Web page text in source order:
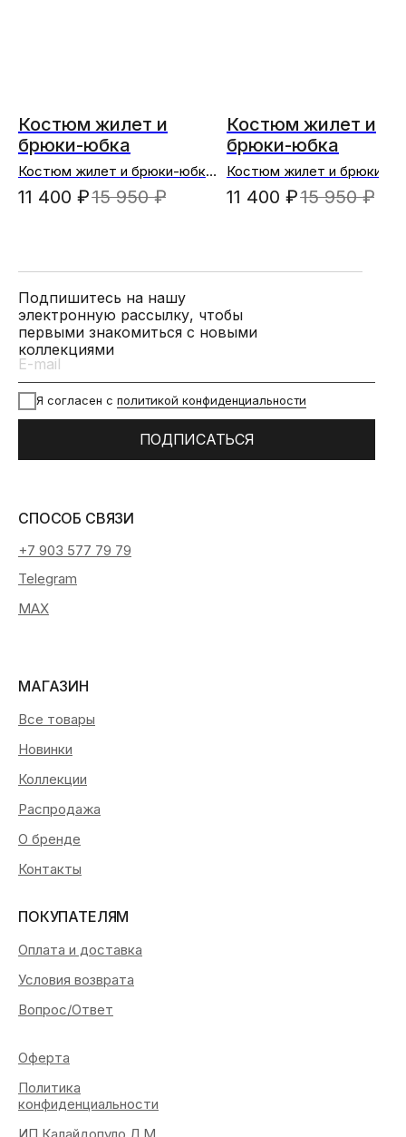
Костюм жилет и
брюки-юбка
Костюм жилет и брюки-юбка
(синий)
11 400 ₽15 950 ₽
Костюм жилет и
брюки-юбка
Костюм жилет и брюки-
(черный)
11 400 ₽15 950 ₽
Подпишитесь на нашу
электронную рассылку, чтобы
первыми знакомиться с новыми
коллекциями
Все товары
Новинки
О бренде
Контакты
Коллекции
Распродажа
Я согласен с политикой конфиденциальности
ПОДПИСАТЬСЯ
+7 903 577 79 79
СПОСОБ СВЯЗИ
Оплата и доставка
ПОКУПАТЕЛЯМ
Вопрос/Ответ
Условия возврата
Telegram
MAX
МАГАЗИН
Политика
конфиденциальности
Оферта